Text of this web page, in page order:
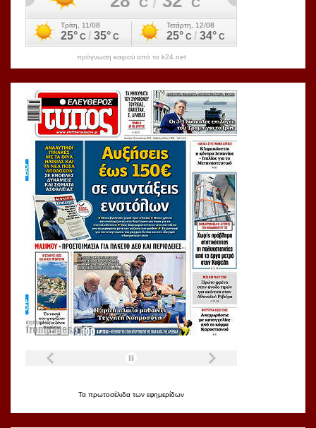
πρόγνωση καιρού από το k24.net
Τα πρωτοσέλιδα των εφημερίδων